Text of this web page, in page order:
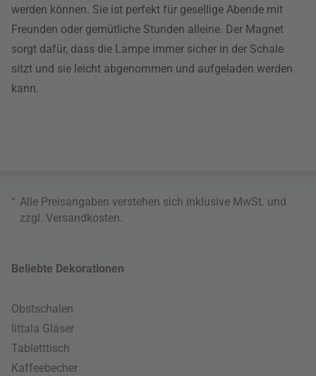
werden können. Sie ist perfekt für gesellige Abende mit
Freunden oder gemütliche Stunden alleine. Der Magnet
sorgt dafür, dass die Lampe immer sicher in der Schale
sitzt und sie leicht abgenommen und aufgeladen werden
kann.
* Alle Preisangaben verstehen sich inklusive MwSt. und
zzgl. Versandkosten.
Beliebte Dekorationen
Obstschalen
Iittala Gläser
Tabletttisch
Kaffeebecher